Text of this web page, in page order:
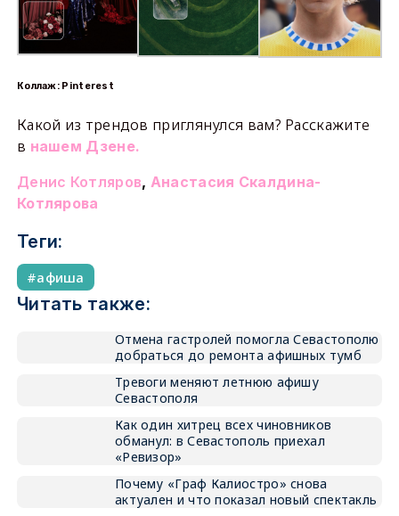
Коллаж: Pinterest
Какой из трендов приглянулся вам? Расскажите
в нашем Дзене.
Денис Котляров, Анастасия Скалдина-
Котлярова
Теги:
афиша
Читать также:
Отмена гастролей помогла Севастополю
добраться до ремонта афишных тумб
Тревоги меняют летнюю афишу
Севастополя
Как один хитрец всех чиновников
обманул: в Севастополь приехал
«Ревизор»
Почему «Граф Калиостро» снова
актуален и что показал новый спектакль